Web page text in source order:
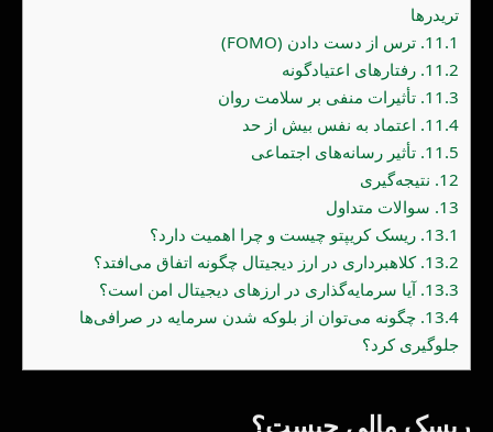
تریدرها
11.1. ترس از دست دادن (FOMO)
11.2. رفتارهای اعتیادگونه
11.3. تأثیرات منفی بر سلامت روان
11.4. اعتماد به نفس بیش از حد
11.5. تأثیر رسانه‌های اجتماعی
12. نتیجه‌گیری
13. سوالات متداول
13.1. ریسک کریپتو چیست و چرا اهمیت دارد؟
13.2. کلاهبرداری در ارز دیجیتال چگونه اتفاق می‌افتد؟
13.3. آیا سرمایه‌گذاری در ارزهای دیجیتال امن است؟
13.4. چگونه می‌توان از بلوکه شدن سرمایه در صرافی‌ها
جلوگیری کرد؟